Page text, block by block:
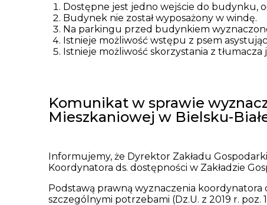
Dostępne jest jedno wejście do budynku,
Budynek nie został wyposażony w windę.
Na parkingu przed budynkiem
Istnieje możliwość wstępu z psem
Istnieje możliwość skorzystania z
Komunikat w sprawie
Mieszkaniowej w Bielsku-
Informujemy, że Dyrektor Zakładu
Koordynatora ds. dostępności w Zakładzie
Podstawą prawną wyznaczenia koordynatora
szczególnymi potrzebami (Dz.U. z 2019 r. poz.